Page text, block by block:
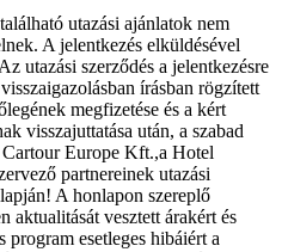
utazási ajánlatok nem
A jelentkezés elküldésével
utazási szerződés a jelentkezésre
írásban rögzített
megfizetése és a kért
visszajuttatása után, a szabad
Europe Kft.,a Hotel
partnereinek utazási
A honlapon szereplő
aktualitását vesztett árakért és
esetleges hibáiért a